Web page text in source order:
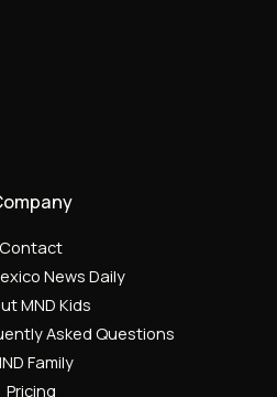
Contact
News Daily
MND Kids
Asked Questions
Family
Pricing